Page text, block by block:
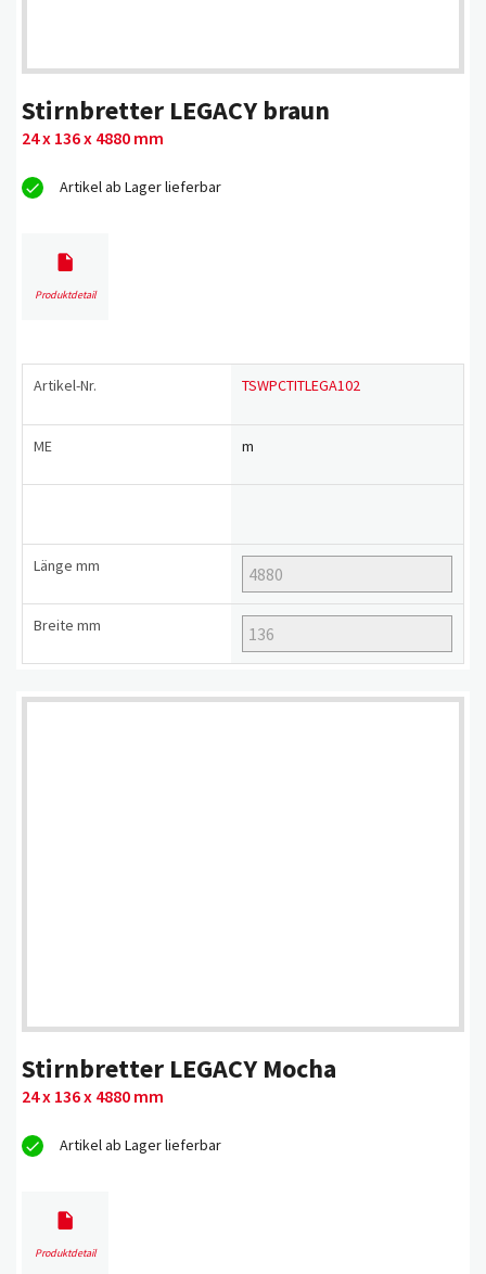
Stirnbretter LEGACY braun
24 x 136 x 4880 mm
Artikel ab Lager lieferbar
Produktdetail
Artikel-Nr.
ME
Länge mm
Breite mm
TSWPCTITLEGA102
m
Stirnbretter LEGACY Mocha
24 x 136 x 4880 mm
Artikel ab Lager lieferbar
Produktdetail